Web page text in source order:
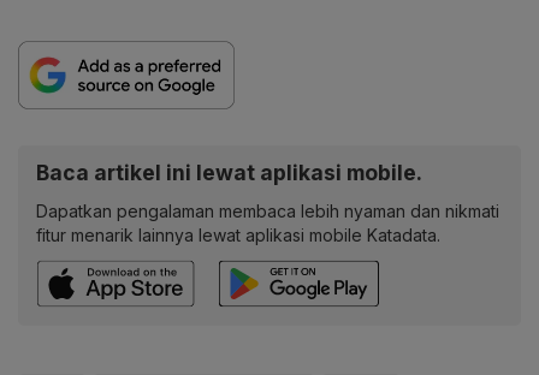
Baca artikel ini lewat aplikasi mobile.
Dapatkan pengalaman membaca lebih nyaman dan nikmati
fitur menarik lainnya lewat aplikasi mobile Katadata.